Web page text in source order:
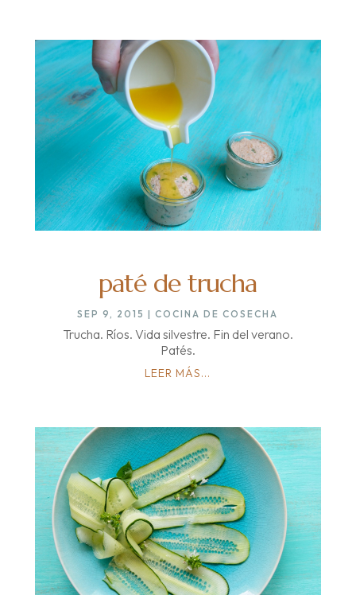
paté de trucha
SEP 9, 2015 |COCINA DE COSECHA
Trucha. Ríos. Vida silvestre. Fin del verano.
Patés.
LEER MÁS...